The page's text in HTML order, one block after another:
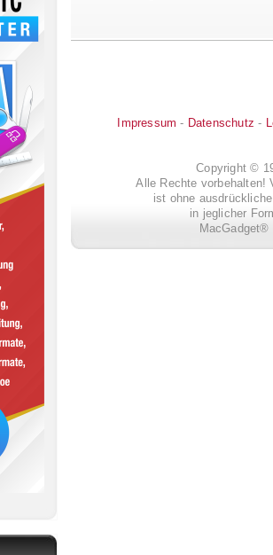
Impressum - Datenschutz -
Copyright ©
Alle Rechte vorbehalten!
ist ohne
in jeglicher
MacGadget®